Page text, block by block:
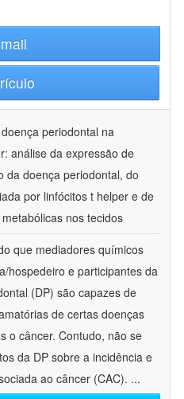
periodontal na
análise da expressão de
da doença periodontal, do
por linfócitos t helper e de
nos tecidos
que mediadores químicos
hospedeiro e participantes da
(DP) são capazes de
de certas doenças
o câncer. Contudo, não se
da DP sobre a incidência e
ao câncer (CAC). ...